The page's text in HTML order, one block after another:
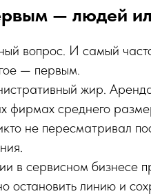
— людей
вопрос. И самый
— первым.
жир.
фирмах среднего
не пересматривал
в сервисном бизнесе
остановить линию и